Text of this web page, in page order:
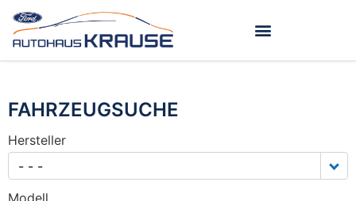
FAHRZEUGSUCHE
Hersteller
- - -